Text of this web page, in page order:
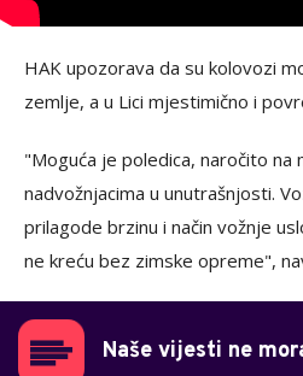
HAK upozorava da su kolovozi
zemlje, a u Lici mjestimično i
"Moguća je poledica, naročito na
nadvožnjacima u unutrašnjosti.
prilagode brzinu i način vožnje
ne kreću bez zimske opreme",
Naše vijesti ne